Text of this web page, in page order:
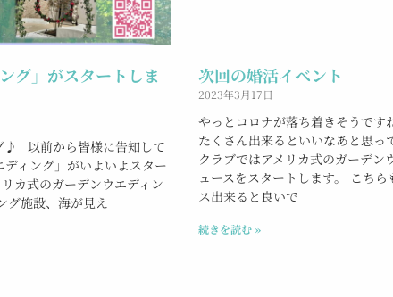
グ」がスタートしま
♪ 以前から皆様に告知して
ィング」がいよいよスター
カ式のガーデンウエディン
グ施設、海が見え
次回の婚活イベント
2023年3月17日
やっとコロナが落ち着きそうです
たくさん出来るといいなあと思っ
クラブではアメリカ式のガーデン
ュースをスタートします。 こち
ス出来ると良いで
続きを読む »